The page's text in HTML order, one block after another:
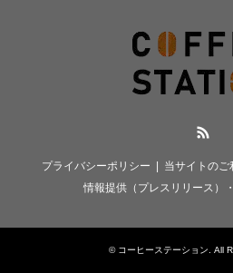
プライバシーポリシー 当サイトのご
情報提供（プレスリリース）
© コーヒーステーション. All